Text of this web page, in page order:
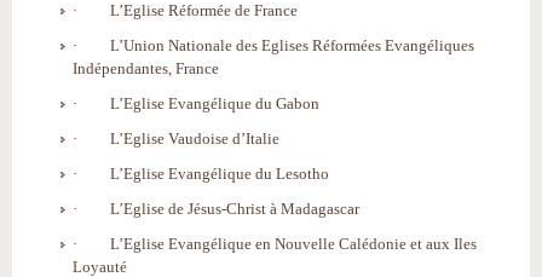
· L’Eglise Réformée de France
· L’Union Nationale des Eglises Réformées Evangéliques
Indépendantes, France
· L’Eglise Evangélique du Gabon
· L’Eglise Vaudoise d’Italie
· L’Eglise Evangélique du Lesotho
· L’Eglise de Jésus-Christ à Madagascar
· L’Eglise Evangélique en Nouvelle Calédonie et aux Iles
Loyauté